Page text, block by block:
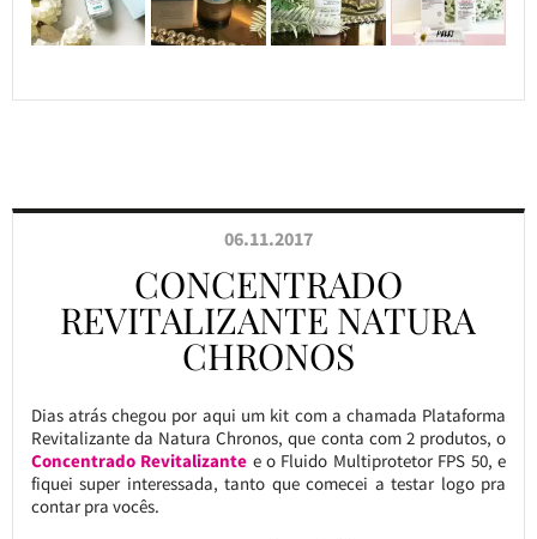
06.11.2017
CONCENTRADO
REVITALIZANTE NATURA
CHRONOS
Dias atrás chegou por aqui um kit com a chamada Plataforma
Revitalizante da Natura Chronos, que conta com 2 produtos, o
Concentrado Revitalizante e o Fluido Multiprotetor FPS 50, e
fiquei super interessada, tanto que comecei a testar logo pra
contar pra vocês.